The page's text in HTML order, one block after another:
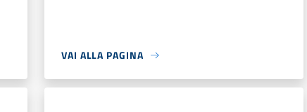
VAI ALLA PAGINA